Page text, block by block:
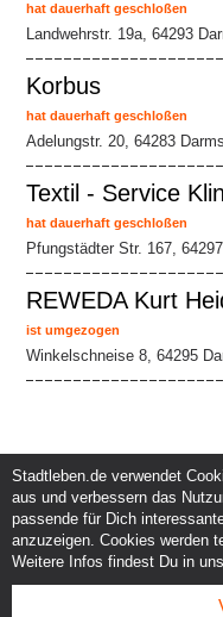
hat dauerhaft geschloßen
Landwehrstr. 19a, 64293
Korbus
hat dauerhaft geschloßen
Adelungstr. 20, 64283
Textil - Service
hat dauerhaft geschloßen
Pfungstädter Str. 167,
REWEDA Kurt
ist umgezogen
Winkelschneise 8, 64295
Service und Support
Kontakt
Hilfe
Instagram
Facebook
Stadtleben.de verwendet
aus und verbessern das
passende für Dich
anzuzeigen. Cookies werden
Weitere Infos findest Du in